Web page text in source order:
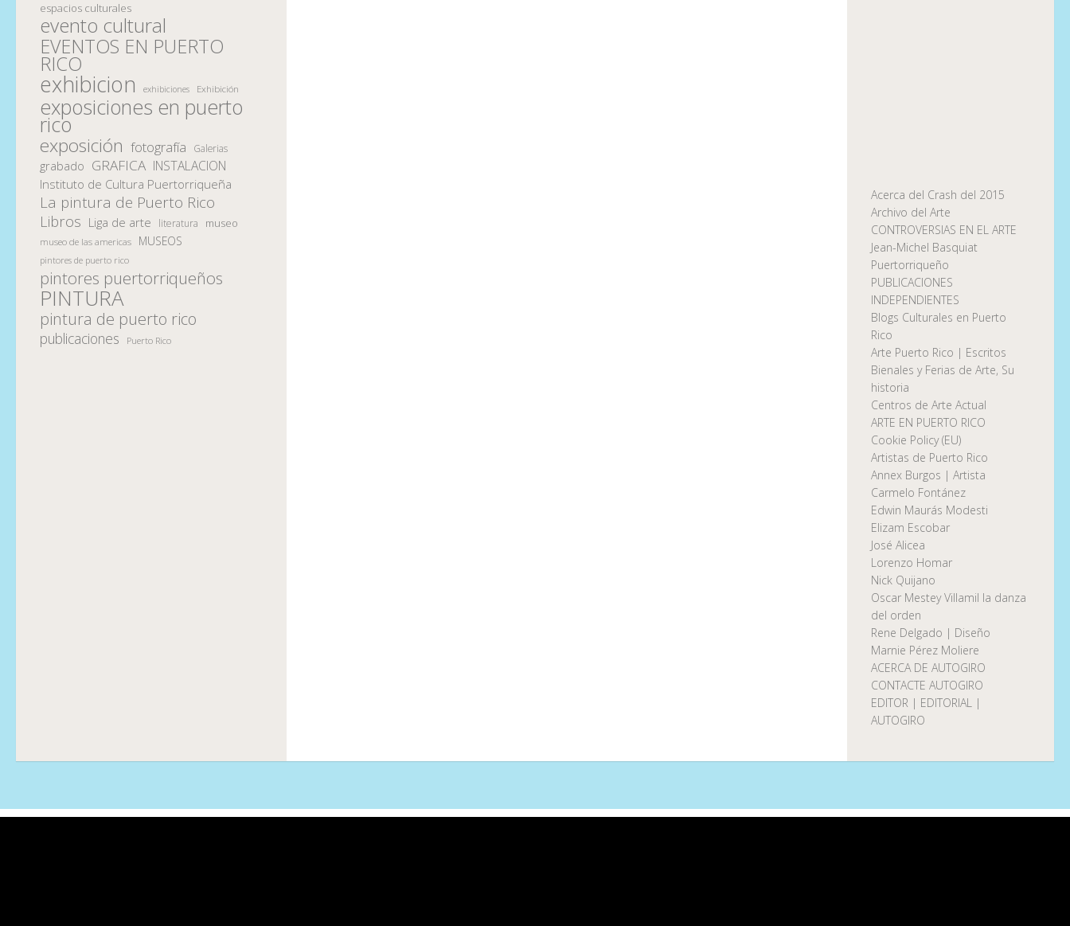
espacios culturales
evento cultural
EVENTOS EN PUERTO
RICO
exhibicion exhibiciones Exhibición
exposiciones en puerto
rico
exposición fotografía Galerias
grabado GRAFICA INSTALACION
Instituto de Cultura Puertorriqueña
La pintura de Puerto Rico
Libros Liga de arte literatura museo
museo de las americas MUSEOS
pintores de puerto rico
pintores puertorriqueños
PINTURA
pintura de puerto rico
publicaciones Puerto Rico
Acerca del Crash del 2015
Archivo del Arte
CONTROVERSIAS EN EL ARTE
Jean-Michel Basquiat
Puertorriqueño
PUBLICACIONES
INDEPENDIENTES
Blogs Culturales en Puerto
Rico
Arte Puerto Rico | Escritos
Bienales y Ferias de Arte, Su
historia
Centros de Arte Actual
ARTE EN PUERTO RICO
Cookie Policy (EU)
Artistas de Puerto Rico
Annex Burgos | Artista
Carmelo Fontánez
Edwin Maurás Modesti
Elizam Escobar
José Alicea
Lorenzo Homar
Nick Quijano
Oscar Mestey Villamil la danza
del orden
Rene Delgado | Diseño
Marnie Pérez Moliere
ACERCA DE AUTOGIRO
CONTACTE AUTOGIRO
EDITOR | EDITORIAL |
AUTOGIRO